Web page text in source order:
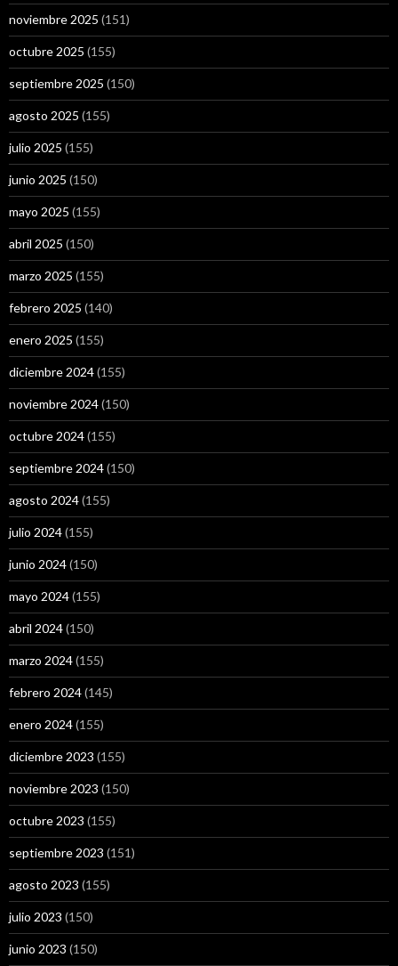
noviembre 2025 (151)
octubre 2025 (155)
septiembre 2025 (150)
agosto 2025 (155)
julio 2025 (155)
junio 2025 (150)
mayo 2025 (155)
abril 2025 (150)
marzo 2025 (155)
febrero 2025 (140)
enero 2025 (155)
diciembre 2024(155)
noviembre 2024(150)
octubre 2024(155)
septiembre 2024(150)
agosto 2024(155)
julio 2024(155)
junio 2024(150)
mayo 2024(155)
abril 2024(150)
marzo 2024(155)
febrero 2024(145)
enero 2024(155)
diciembre 2023 (155)
noviembre 2023 (150)
octubre 2023 (155)
septiembre 2023 (151)
agosto 2023 (155)
julio 2023 (150)
junio 2023 (150)